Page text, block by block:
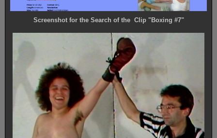
Screenshot for the Search of the Clip "Boxing #7"